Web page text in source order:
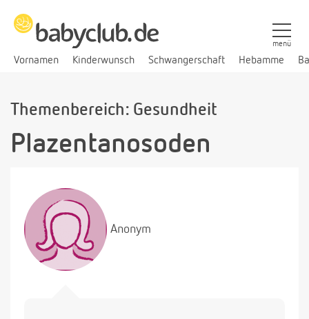
Vornamen Kinderwunsch Schwangerschaft Hebamme
menü
Themenbereich: Gesundheit
Plazentanosoden
Anonym